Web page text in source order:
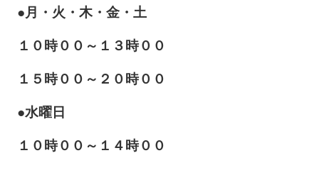
●月・火・木・金・土
１０ 時００～１３時００
１５時００～２０時００
●水曜日
１０時００～１４時００